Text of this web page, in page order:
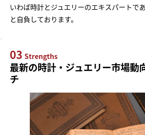
いわば時計とジュエリーのエキスパートで
と自負しております。
03 Strengths
最新の時計・ジュエリー市場動
チ